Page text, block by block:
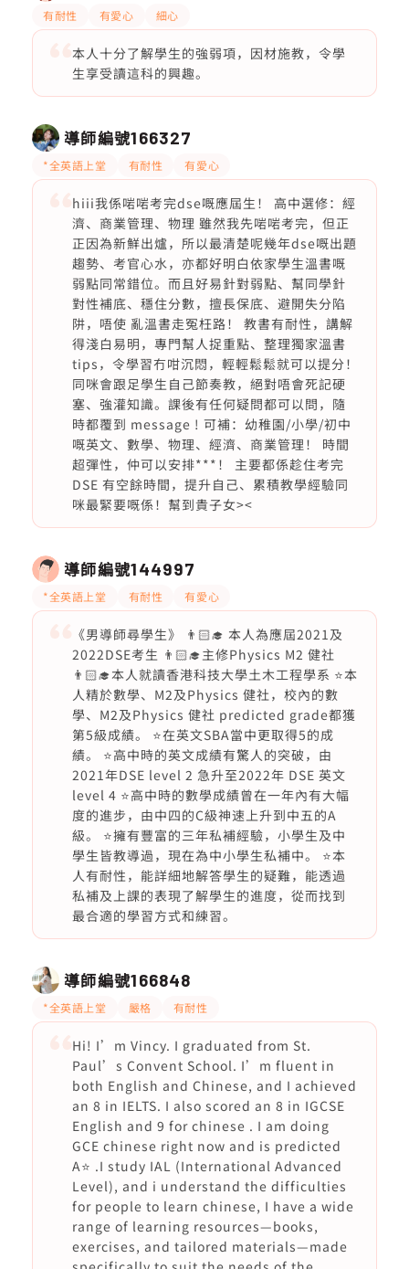
有耐性 有愛心 細心
本人十分了解學生的強弱項，因材施教，令學
生享受讀這科的興趣。
導師編號166327
*全英語上堂 有耐性 有愛心
hiii我係啱啱考完dse嘅應屆生！ 高中選修：經
濟、商業管理、物理 雖然我先啱啱考完，但正
正因為新鮮出爐，所以最清楚呢幾年dse嘅出題
趨勢、考官心水，亦都好明白依家學生溫書嘅
弱點同常錯位。而且好易針對弱點、幫同學針
對性補底、穩住分數，擅長保底、避開失分陷
阱，唔使 亂溫書走冤枉路！ 教書有耐性，講解
得淺白易明，專門幫人捉重點、整理獨家溫書
tips，令學習冇咁沉悶，輕輕鬆鬆就可以提分！
同咪會跟足學生自己節奏教，絕對唔會死記硬
塞、強灌知識。課後有任何疑問都可以問，隨
時都覆到 message ! 可補：幼稚園/小學/初中
嘅英文、數學、物理、經濟、商業管理！ 時間
超彈性，仲可以安排***！ 主要都係趁住考完
DSE 有空餘時間，提升自己、累積教學經驗同
咪最緊要嘅係！幫到貴子女><
導師編號144997
*全英語上堂 有耐性 有愛心
《男導師尋學生》 👨🏻‍🎓 本人為應屆2021及
2022DSE考生 👨🏻‍🎓主修Physics M2 健社
👨🏻‍🎓本人就讀香港科技大學土木工程學系 ⭐️本
人精於數學、M2及Physics 健社，校內的數
學、M2及Physics 健社 predicted grade都獲
第5級成績。 ⭐️在英文SBA當中更取得5的成
績。 ⭐️高中時的英文成績有驚人的突破，由
2021年DSE level 2 急升至2022年 DSE 英文
level 4 ⭐️高中時的數學成績曾在一年內有大幅
度的進步，由中四的C級神速上升到中五的A
級。 ⭐️擁有豐富的三年私補經驗，小學生及中
學生皆教導過，現在為中小學生私補中。 ⭐️本
人有耐性，能詳細地解答學生的疑難，能透過
私補及上課的表現了解學生的進度，從而找到
最合適的學習方式和練習。
導師編號166848
*全英語上堂 嚴格 有耐性
Hi! I’m Vincy. I graduated from St.
Paul’s Convent School. I’m fluent in
both English and Chinese, and I achieved
an 8 in IELTS. I also scored an 8 in IGCSE
English and 9 for chinese . I am doing
GCE chinese right now and is predicted
A⭐️ .I study IAL (International Advanced
Level), and i understand the difficulties
for people to learn chinese, I have a wide
range of learning resources—books,
exercises, and tailored materials—made